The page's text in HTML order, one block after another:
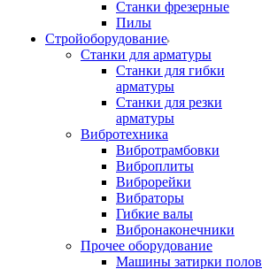
Станки фрезерные
Пилы
Стройоборудование
Станки для арматуры
Станки для гибки
арматуры
Станки для резки
арматуры
Вибротехника
Вибротрамбовки
Виброплиты
Виброрейки
Вибраторы
Гибкие валы
Вибронаконечники
Прочее оборудование
Машины затирки полов